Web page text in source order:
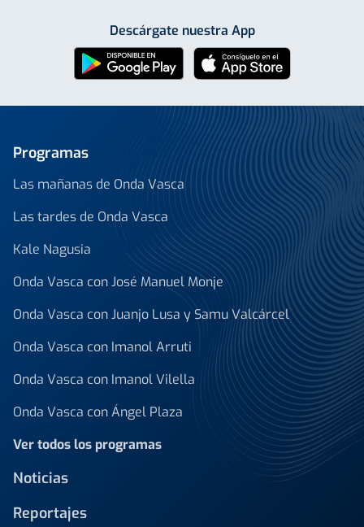
Descárgate nuestra App
Programas
Las mañanas de Onda Vasca
Las tardes de Onda Vasca
Kale Nagusia
Onda Vasca con José Manuel Monje
Onda Vasca con Juanjo Lusa y Samu Valcárcel
Onda Vasca con Imanol Arruti
Onda Vasca con Imanol Vilella
Onda Vasca con Ángel Plaza
Ver todos los programas
Noticias
Reportajes